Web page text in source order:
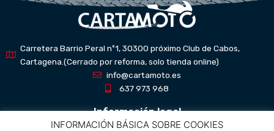
Carretera Barrio Peral nº1, 30300 próximo Club de Cabos,
Cartagena.(Cerrado por reforma, solo tienda online)
info@cartamoto.es
637 973 968
Información legal
INFORMACIÓN BÁSICA SOBRE COOKIES